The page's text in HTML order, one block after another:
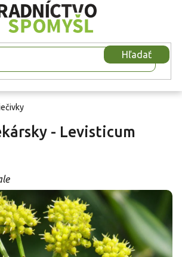
Hľadať
- Levisticum